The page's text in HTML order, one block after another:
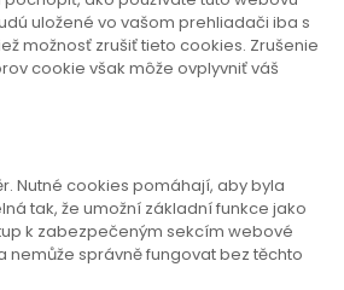
uložené vo vašom prehliadači iba s
možnosť zrušiť tieto cookies. Zrušenie
cookie však môže ovplyvniť váš
Nutné cookies pomáhají, aby byla
tak, že umožní základní funkce jako
k zabezpečeným sekcím webové
nemůže správně fungovat bez těchto